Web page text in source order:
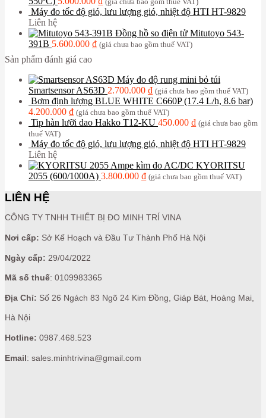
Máy đo tốc độ gió, lưu lượng gió, nhiệt độ HTI HT-9829
Liên hệ
Đồng hồ so điện tử Mitutoyo 543-
391B 5.600.000 ₫ (giá chưa bao gồm thuế VAT)
Sản phẩm đánh giá cao
Máy đo độ rung mini bỏ túi
Smartsensor AS63D 2.700.000 ₫ (giá chưa bao gồm thuế VAT)
Bơm định lượng BLUE WHITE C660P (17.4 L/h, 8.6 bar)
4.200.000 ₫ (giá chưa bao gồm thuế VAT)
Tip hàn lưỡi dao Hakko T12-KU 450.000 ₫ (giá chưa bao gồm
thuế VAT)
Máy đo tốc độ gió, lưu lượng gió, nhiệt độ HTI HT-9829
Liên hệ
Ampe kìm đo AC/DC KYORITSU
2055 (600/1000A) 3.800.000 ₫ (giá chưa bao gồm thuế VAT)
LIÊN HỆ
CÔNG TY TNHH THIẾT BỊ ĐO MINH TRÍ VINA
Nơi cấp: Sở Kế Hoạch và Đầu Tư Thành Phố Hà Nội
Ngày cấp: 29/04/2022
Mã số thuế: 0109983365
Địa Chỉ: Số 26 Ngách 83 Ngõ 24 Kim Đồng, Giáp Bát, Hoàng Mai,
Hà Nội
Hotline: 0987.468.523
Email: sales.minhtrivina@gmail.com